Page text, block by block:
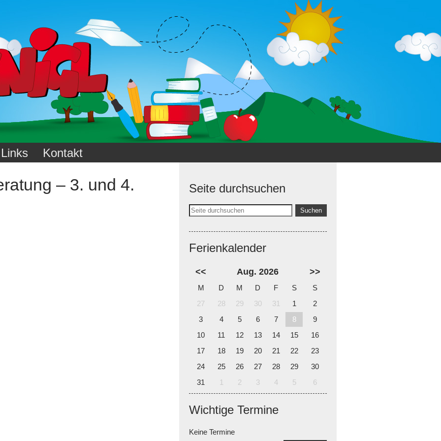
Links Kontakt
– 3. und 4. Seite durchsuchen
Ferienkalender
<< Aug. 2026 >>
M D M D F S
S
27
28 29 30 31 1
2
3
4 5 6 7 8
9
10
11 12 13 14 15
16
17
18 19 20 21 22
23
24
25 26 27 28 29
30
31
1 2 3 4 5 6
Wichtige Termine
Keine Termine